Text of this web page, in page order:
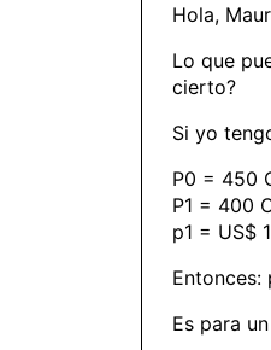
Hola,
Lo que
cierto?
Si yo
P0 = 450
P1 = 400
p1 = US$
Entonces:
Es para